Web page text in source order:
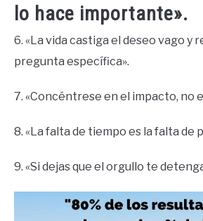
lo hace importante».
6. «La vida castiga el deseo vago y
pregunta específica».
7. «Concéntrese en el impacto, no
8. «La falta de tiempo es la falta de
9. «Si dejas que el orgullo te